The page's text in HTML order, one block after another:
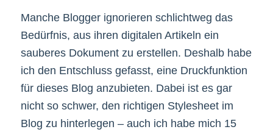
Manche Blogger ignorieren schlichtweg das
Bedürfnis, aus ihren digitalen Artikeln ein
sauberes Dokument zu erstellen. Deshalb habe
ich den Entschluss gefasst, eine Druckfunktion
für dieses Blog anzubieten. Dabei ist es gar
nicht so schwer, den richtigen Stylesheet im
Blog zu hinterlegen – auch ich habe mich 15